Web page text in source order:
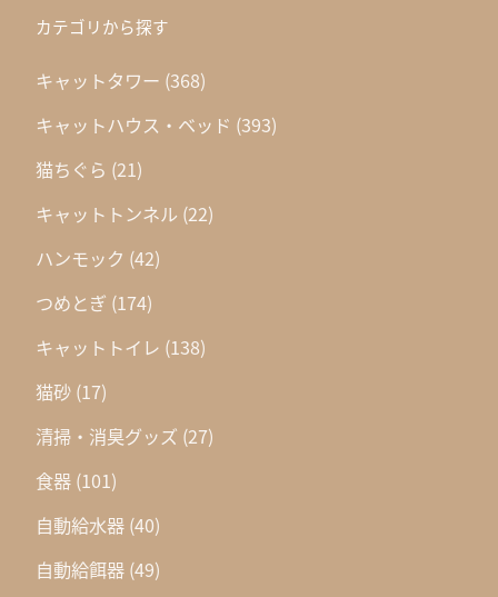
カテゴリから探す
キャットタワー (368)
キャットハウス・ベッド (393)
猫ちぐら (21)
キャットトンネル (22)
ハンモック (42)
つめとぎ (174)
キャットトイレ (138)
猫砂 (17)
清掃・消臭グッズ (27)
食器 (101)
自動給水器 (40)
自動給餌器 (49)